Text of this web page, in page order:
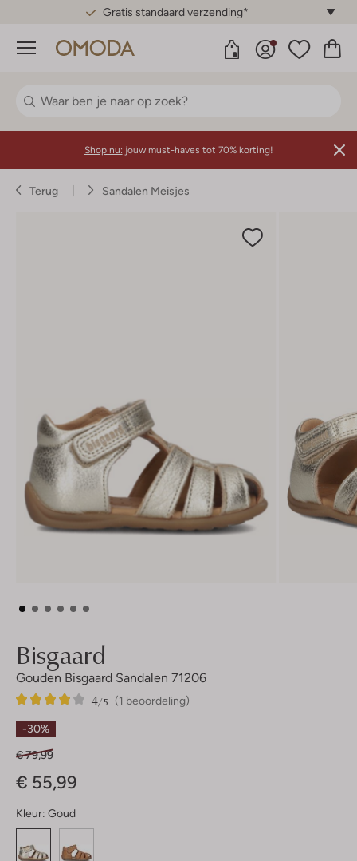
Gratis standaard verzending*
Menu
Shop nu: jouw must-haves tot 70% korting!
Terug Sandalen Meisjes
Bisgaard
Gouden Bisgaard Sandalen 71206
(1 beoordeling)
4/5
1
4
Sterren
-30%
€ 79,99
€ 55,99
Kleur: Goud